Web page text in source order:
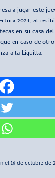
a jugar este
2024, al
en su casa
en caso de
a la Liguilla.
el 16 de octubre de